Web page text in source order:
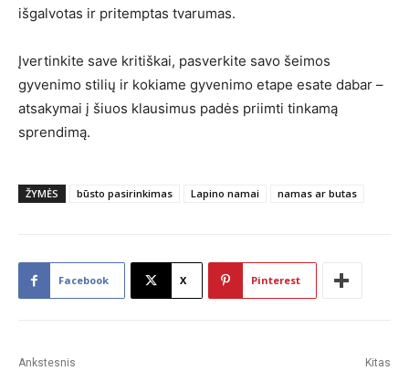
išgalvotas ir pritemptas tvarumas.
Įvertinkite save kritiškai, pasverkite savo šeimos
gyvenimo stilių ir kokiame gyvenimo etape esate dabar –
atsakymai į šiuos klausimus padės priimti tinkamą
sprendimą.
ŽYMĖS būsto pasirinkimas Lapino namai namas ar butas
Facebook X Pinterest
Ankstesnis Kitas